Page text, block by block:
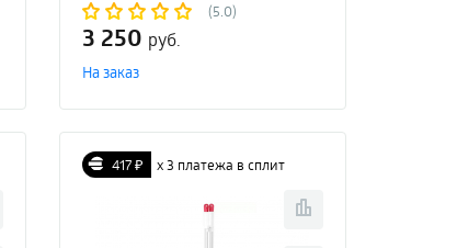
(5.0)
3 250 руб.
На заказ
417 ₽ х 3 платежа в сплит